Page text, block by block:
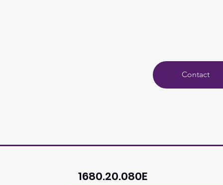
Contact
1680.20.080E